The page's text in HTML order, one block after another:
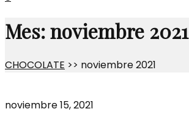
Mes:noviembre 2021
CHOCOLATE >> noviembre 2021
noviembre 15, 2021